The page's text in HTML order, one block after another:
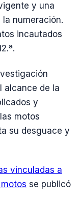
y una
numeración.
incautados
alcance de la
y
motos
su desguace y
vinculadas a
se publicó